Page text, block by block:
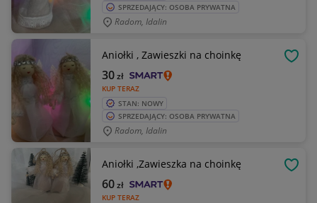
SPRZEDAJĄCY: OSOBA PRYWATNA
Radom, Idalin
Aniołki , Zawieszki na choinkę
KUP TERAZ
30zł
STAN: NOWY
SPRZEDAJĄCY: OSOBA PRYWATNA
Radom, Idalin
Aniołki ,Zawieszka na choinkę
KUP TERAZ
60zł